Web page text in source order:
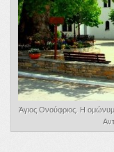
Άγιος Ονούφριος. Η